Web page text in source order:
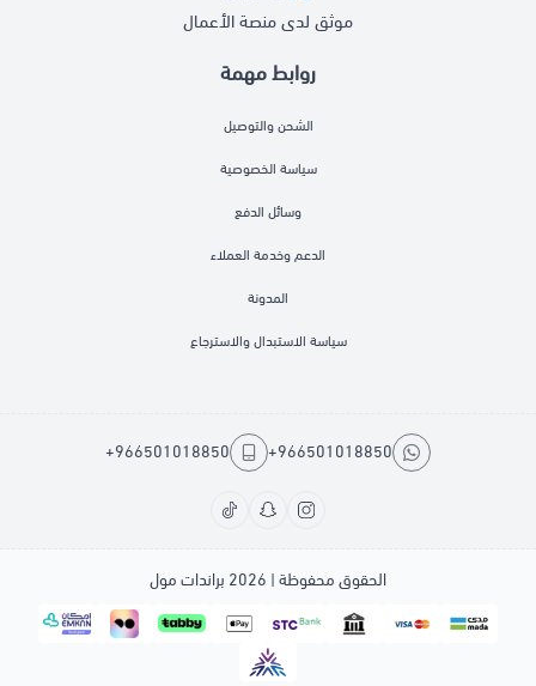
روابط مهمة
الشحن والتوصيل
سياسة الخصوصية
وسائل الدفع
الدعم وخدمة العملاء
المدونة
سياسة الاستبدال والاسترجاع
موثق لدى منصة الأعمال
+966501018850
+966501018850
الحقوق محفوظة | 2026 براندات مول